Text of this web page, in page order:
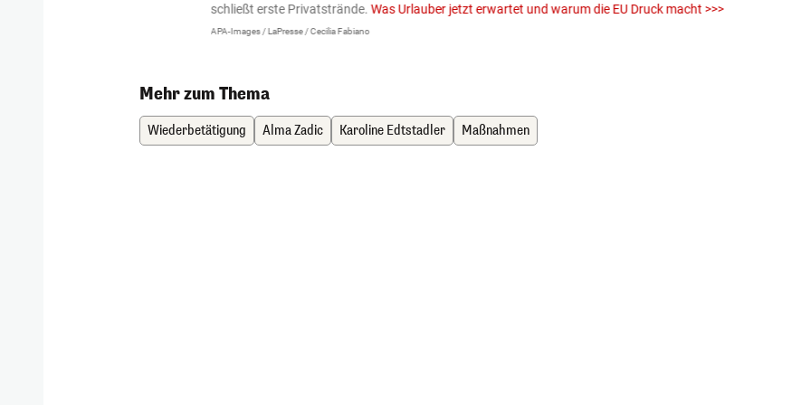
schließt erste Privatstrände.Was Urlauber jetzt erwartet und warum die EU Druck macht >>>
APA-Images / LaPresse / Cecilia Fabiano
Mehr zum Thema
Wiederbetätigung Alma Zadic Karoline Edtstadler Maßnahmen